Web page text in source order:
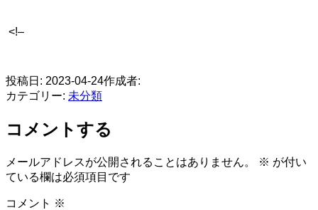
<!–
投稿日: 2023-04-24作成者:
カテゴリー: 未分類
コメントする
メールアドレスが公開されることはありません。 ※ が付い
ている欄は必須項目です
コメント ※